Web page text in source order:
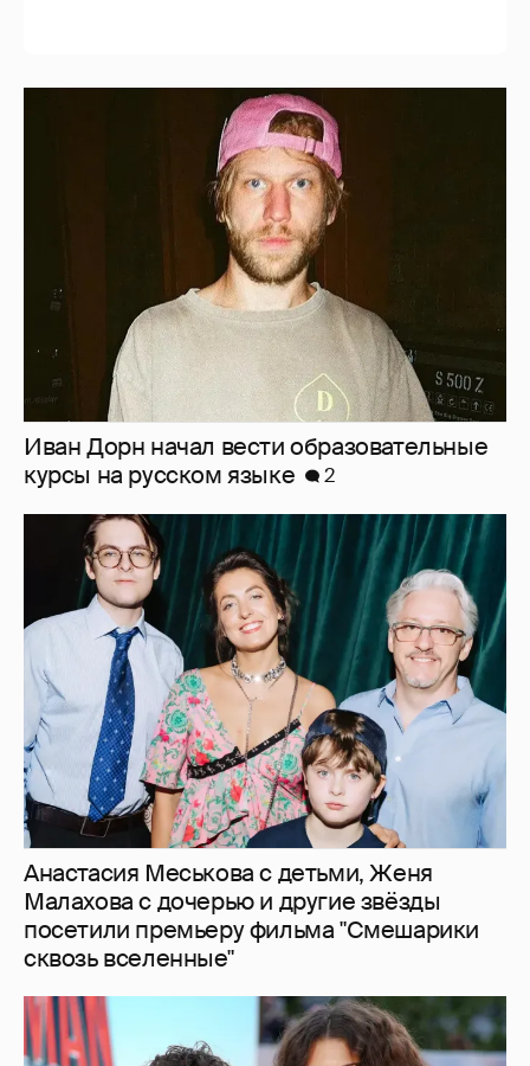
Иван Дорн начал вести образовательные
курсы на русском языке
2
Анастасия Меськова с детьми, Женя
Малахова с дочерью и другие звёзды
посетили премьеру фильма "Смешарики
сквозь вселенные"
Зендая и Том Холланд сыграли "скромную"